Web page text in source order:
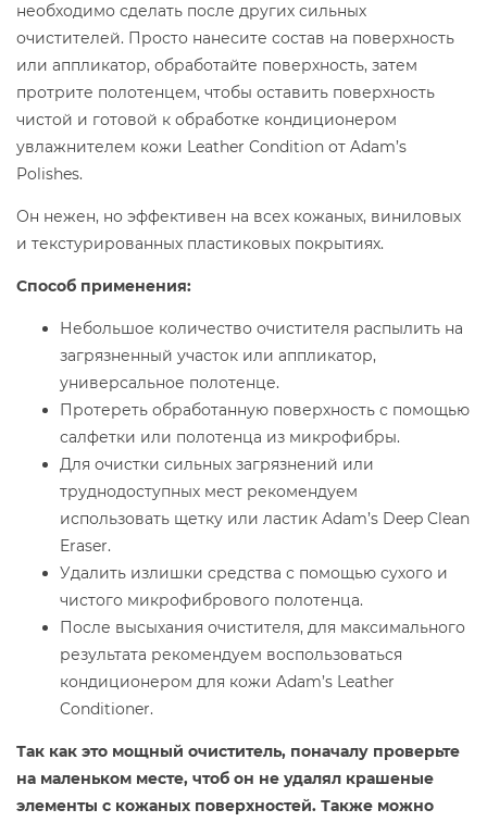
необходимо сделать после других сильных
очистителей. Просто нанесите состав на поверхность
или аппликатор, обработайте поверхность, затем
протрите полотенцем, чтобы оставить поверхность
чистой и готовой к обработке кондиционером
увлажнителем кожи Leather Condition от Adam’s
Polishes.
Он нежен, но эффективен на всех кожаных, виниловых
и текстурированных пластиковых покрытиях.
Способ применения:
Небольшое количество очистителя распылить на
загрязненный участок или аппликатор,
универсальное полотенце.
Протереть обработанную поверхность с помощью
салфетки или полотенца из микрофибры.
Для очистки сильных загрязнений или
труднодоступных мест рекомендуем
использовать щетку или ластик Adam’s Deep Clean
Eraser.
Удалить излишки средства с помощью сухого и
чистого микрофибрового полотенца.
После высыхания очистителя, для максимального
результата рекомендуем воспользоваться
кондиционером для кожи Adam’s Leather
Conditioner.
Так как это мощный очиститель, поначалу проверьте
на маленьком месте, чтоб он не удалял крашеные
элементы с кожаных поверхностей. Также можно